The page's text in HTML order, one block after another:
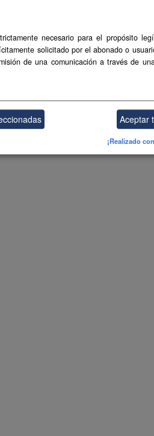
necesario para el propósito
solicitado por el abonado o
de una comunicación a través de
Aceptar
¡Realizado